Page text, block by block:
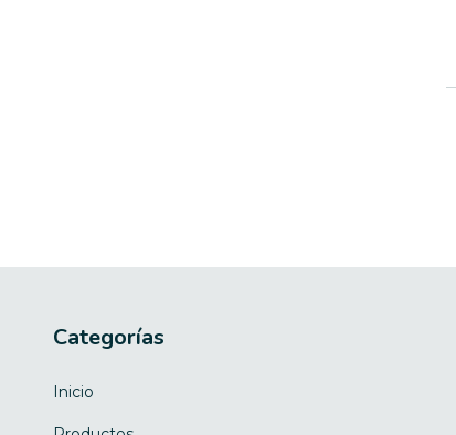
Categorías
Inicio